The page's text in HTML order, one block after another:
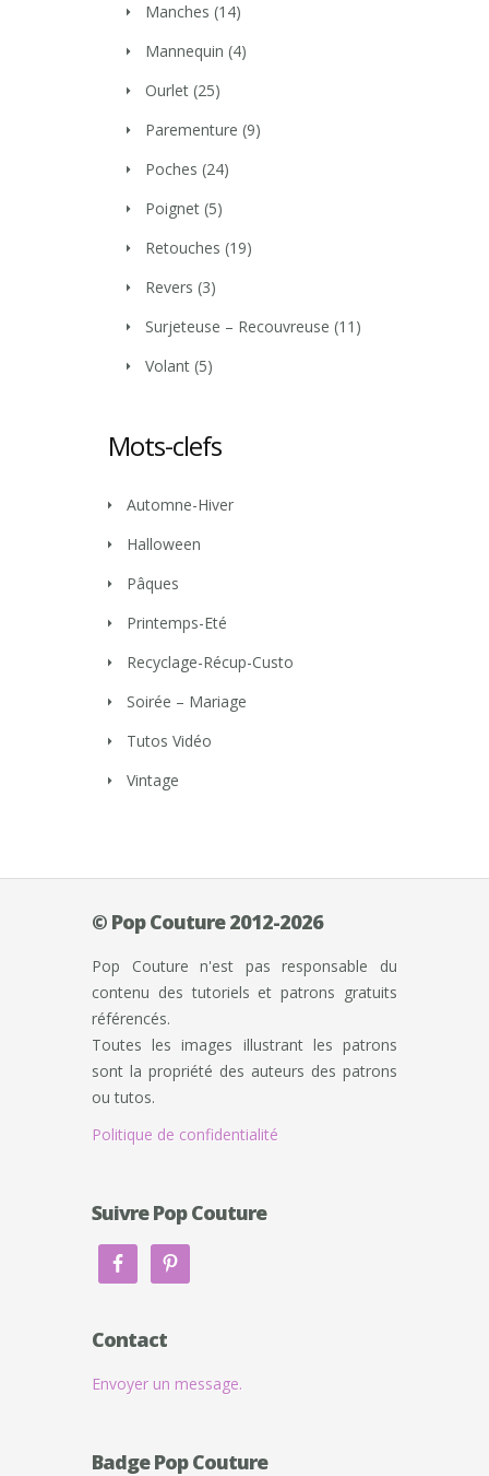
Manches (14)
Mannequin (4)
Ourlet (25)
Parementure (9)
Poches (24)
Poignet (5)
Retouches (19)
Revers (3)
Surjeteuse – Recouvreuse (11)
Volant (5)
Mots-clefs
Automne-Hiver
Halloween
Pâques
Printemps-Eté
Recyclage-Récup-Custo
Soirée – Mariage
Tutos Vidéo
Vintage
© Pop Couture 2012-2026
Pop Couture n'est pas responsable du
contenu des tutoriels et patrons gratuits
référencés.
Toutes les images illustrant les patrons
sont la propriété des auteurs des patrons
ou tutos.
Politique de confidentialité
Suivre Pop Couture
Contact
Envoyer un message.
Badge Pop Couture